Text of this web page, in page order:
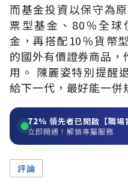
而基金投資以保守為
票型基金、80％全球
金，再搭配10％貨幣
的國外有價證券商品
用。 陳麗姿特別提醒
給下一代，最好能一併
72% 領先者已開啟【職場
立即開通！解鎖專屬服務
評論